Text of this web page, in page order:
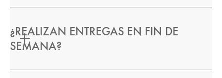
¿REALIZAN ENTREGAS EN FIN DE
SEMANA?